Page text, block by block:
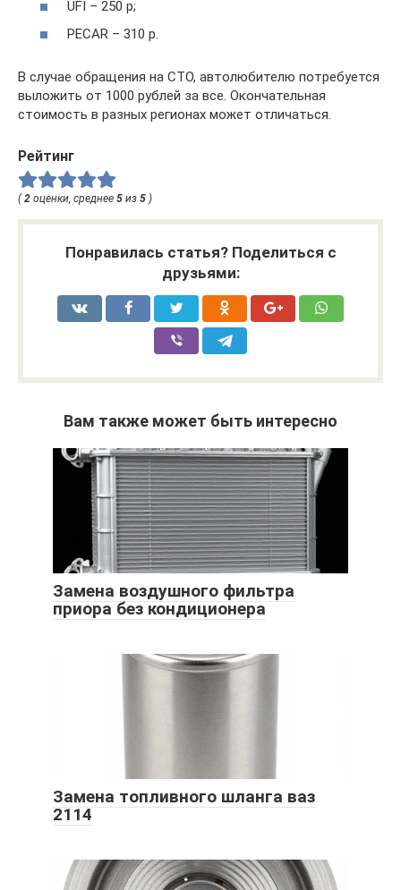
UFI – 250 р;
PECAR – 310 р.
В случае обращения на СТО, автолюбителю потребуется
выложить от 1000 рублей за все. Окончательная
стоимость в разных регионах может отличаться.
Рейтинг
(2 оценки, среднее 5 из 5 )
Понравилась статья? Поделиться с
друзьями:
Вам также может быть интересно
Замена воздушного фильтра
приора без кондиционера
Замена топливного шланга ваз
2114